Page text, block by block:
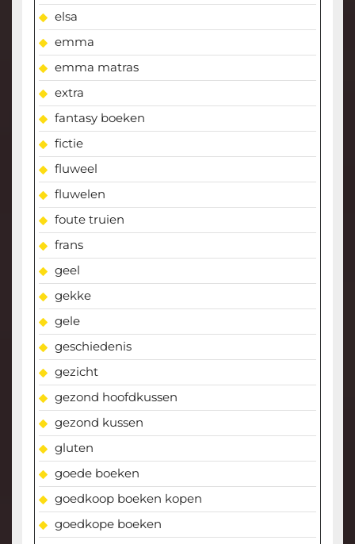
elsa
emma
emma matras
extra
fantasy boeken
fictie
fluweel
fluwelen
foute truien
frans
geel
gekke
gele
geschiedenis
gezicht
gezond hoofdkussen
gezond kussen
gluten
goede boeken
goedkoop boeken kopen
goedkope boeken